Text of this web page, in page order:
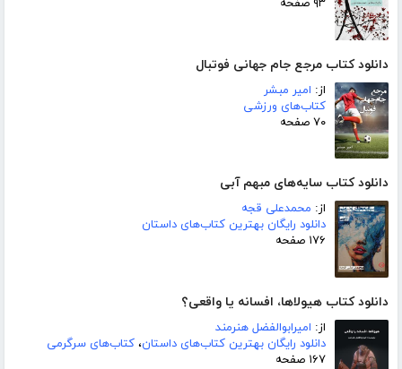
۹۳ صفحه
دانلود کتاب مرجع جام جهانی فوتبال
از: امیر مبشر
کتاب‌های ورزشی
۷۰ صفحه
دانلود کتاب سایه‌های مبهم آبی
از: محمدعلی قجه
دانلود رایگان بهترین کتاب‌های داستان
۱۷۶ صفحه
دانلود کتاب هیولاها، افسانه یا واقعی؟
از: امیرابوالفضل هنرمند
دانلود رایگان بهترین کتاب‌های داستان، کتاب‌های سرگرمی
۱۶۷ صفحه